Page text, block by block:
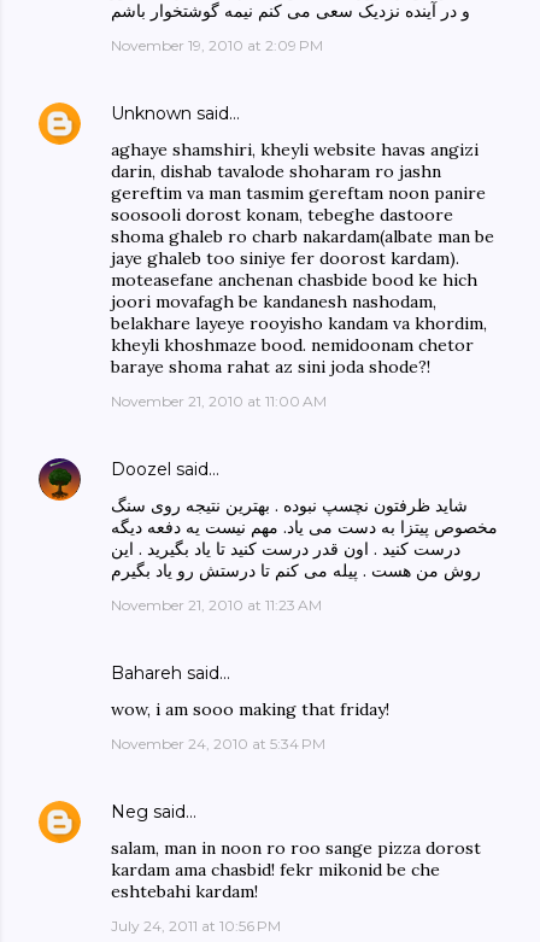
و در آینده نزدیک سعی می کنم نیمه گوشتخوار باشم
November 19, 2010 at 2:09 PM
Unknown said…
aghaye shamshiri, kheyli website havas angizi
darin, dishab tavalode shoharam ro jashn
gereftim va man tasmim gereftam noon panire
soosooli dorost konam, tebeghe dastoore
shoma ghaleb ro charb nakardam(albate man be
jaye ghaleb too siniye fer doorost kardam).
moteasefane anchenan chasbide bood ke hich
joori movafagh be kandanesh nashodam,
belakhare layeye rooyisho kandam va khordim,
kheyli khoshmaze bood. nemidoonam chetor
baraye shoma rahat az sini joda shode?!
November 21, 2010 at 11:00 AM
Doozel said…
شاید ظرفتون نچسپ نبوده . بهترین نتیجه روی سنگ
مخصوص پیتزا به دست می یاد. مهم نیست یه دفعه دیگه
درست کنید . اون قدر درست کنید تا یاد بگیرید . این
روش من هست . پیله می کنم تا درستش رو یاد بگیرم
November 21, 2010 at 11:23 AM
Bahareh said…
wow, i am sooo making that friday!
November 24, 2010 at 5:34 PM
Neg said…
salam, man in noon ro roo sange pizza dorost
kardam ama chasbid! fekr mikonid be che
eshtebahi kardam!
July 24, 2011 at 10:56 PM